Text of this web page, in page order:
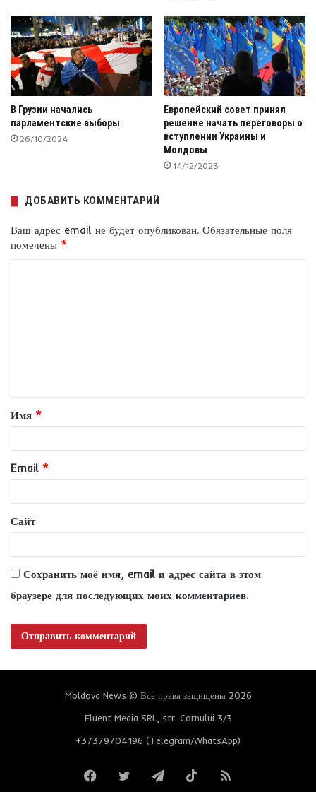
В Грузии начались
парламентские выборы
26/10/2024
Европейский совет принял
решение начать переговоры о
вступлении Украины и
Молдовы
14/12/2023
ДОБАВИТЬ КОММЕНТАРИЙ
Ваш адрес email не будет опубликован. Обязательные поля
помечены *
т
а
и
й
*
Имя *
Email *
Сайт
Сохранить моё имя, email и адрес сайта в этом
браузере для последующих моих комментариев.
Moldova News © Все права защищены 2026
Fluent Media SRL, str. Cornului 3/3
+37379704196 (Telegram/WhatsApp)
FacebookTwitterTelegramTikTokRSS